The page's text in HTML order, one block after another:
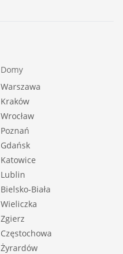
Domy
Warszawa
Kraków
Wrocław
Poznań
Gdańsk
Katowice
Lublin
Bielsko-Biała
Wieliczka
Zgierz
Częstochowa
Żyrardów